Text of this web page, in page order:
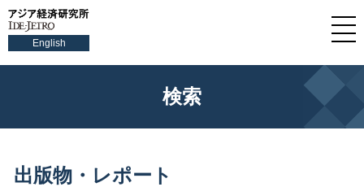
English
検索
出版物・レポート